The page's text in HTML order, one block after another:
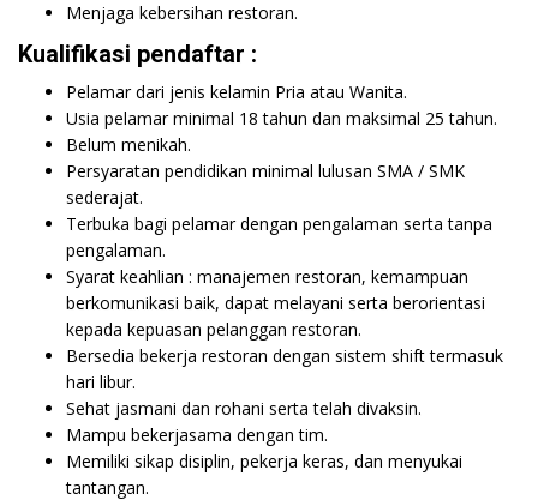
Menjaga kebersihan restoran.
Kualifikasi pendaftar :
Pelamar dari jenis kelamin Pria atau Wanita.
Usia pelamar minimal 18 tahun dan maksimal 25 tahun.
Belum menikah.
Persyaratan pendidikan minimal lulusan SMA / SMK
sederajat.
Terbuka bagi pelamar dengan pengalaman serta tanpa
pengalaman.
Syarat keahlian : manajemen restoran, kemampuan
berkomunikasi baik, dapat melayani serta berorientasi
kepada kepuasan pelanggan restoran.
Bersedia bekerja restoran dengan sistem shift termasuk
hari libur.
Sehat jasmani dan rohani serta telah divaksin.
Mampu bekerjasama dengan tim.
Memiliki sikap disiplin, pekerja keras, dan menyukai
tantangan.